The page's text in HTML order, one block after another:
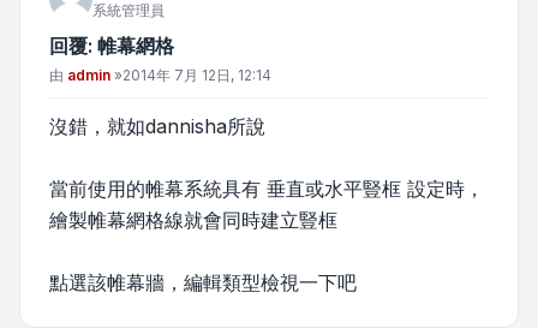
系統管理員
回覆: 帷幕網格
文章
由 admin »2014年 7月 12日, 12:14
沒錯，就如dannisha所說
當前使用的帷幕系統具有 垂直或水平豎框 設定時，
繪製帷幕網格線就會同時建立豎框
點選該帷幕牆，編輯類型檢視一下吧